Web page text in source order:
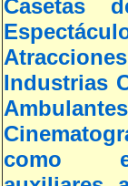
Casetas
Industrias
como